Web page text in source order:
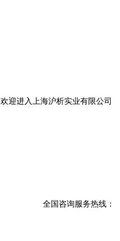
欢迎进入上海沪析实业有限公司
全国咨询服务热线：